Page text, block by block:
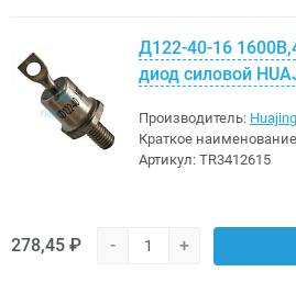
Д122-40-16
диод силовой
Производитель:
Краткое
Артикул: TR3412615
278,45 ₽ - +